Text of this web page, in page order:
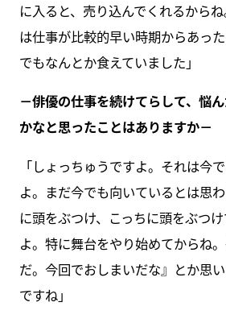
に入ると、売り込んでくれるから
は仕事が比較的早い時期からあっ
でもなんとか食えていました」
－俳優の仕事を続けてらして、悩
かなと思ったことはありますか－
「しょっちゅうですよ。それは今
よ。まだ今でも向いているとは思
に頭をぶつけ、こっちに頭をぶつ
よ。特に舞台をやり始めてからね
だ。今回でおしまいだな』とか思
ですね」